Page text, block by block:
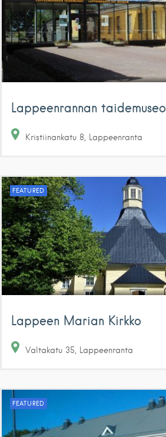
Lappeenrannan taidemuseo
Kristiinankatu 8 Lappeenranta
FEATURED
Lappeen Marian Kirkko
Valtakatu 35 Lappeenranta
FEATURED